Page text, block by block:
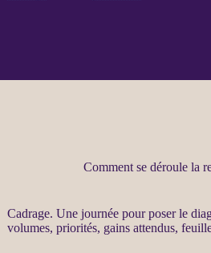
Comment se déroule la
Cadrage. Une journée pour poser le
volumes, priorités, gains attendus,